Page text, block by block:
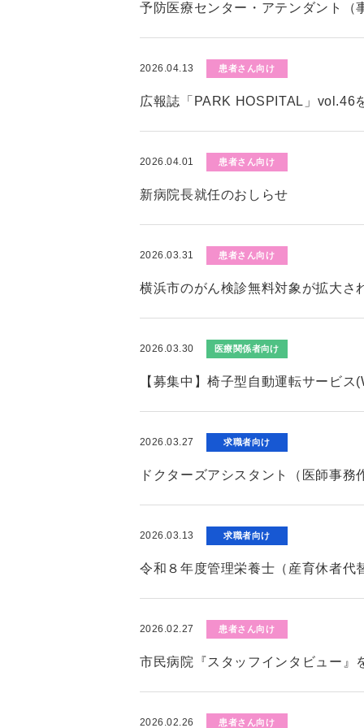
予防医療センター・アテンダント
2026.04.13 患者さん向け
広報誌「PARK HOSPITAL」vol.46
2026.04.01 患者さん向け
新病院長就任のおしらせ
2026.03.31 患者さん向け
横浜市のがん検診無料対象が拡大さ
2026.03.30 医療関係者向け
【募集中】椅子型自動運転サービ
2026.03.27 求職者向け
ドクターズアシスタント（医師事
2026.03.13 求職者向け
令和８年度管理栄養士（産育休者代
2026.02.27 患者さん向け
市民病院『スタッフインタビュー』
2026.02.26 患者さん向け